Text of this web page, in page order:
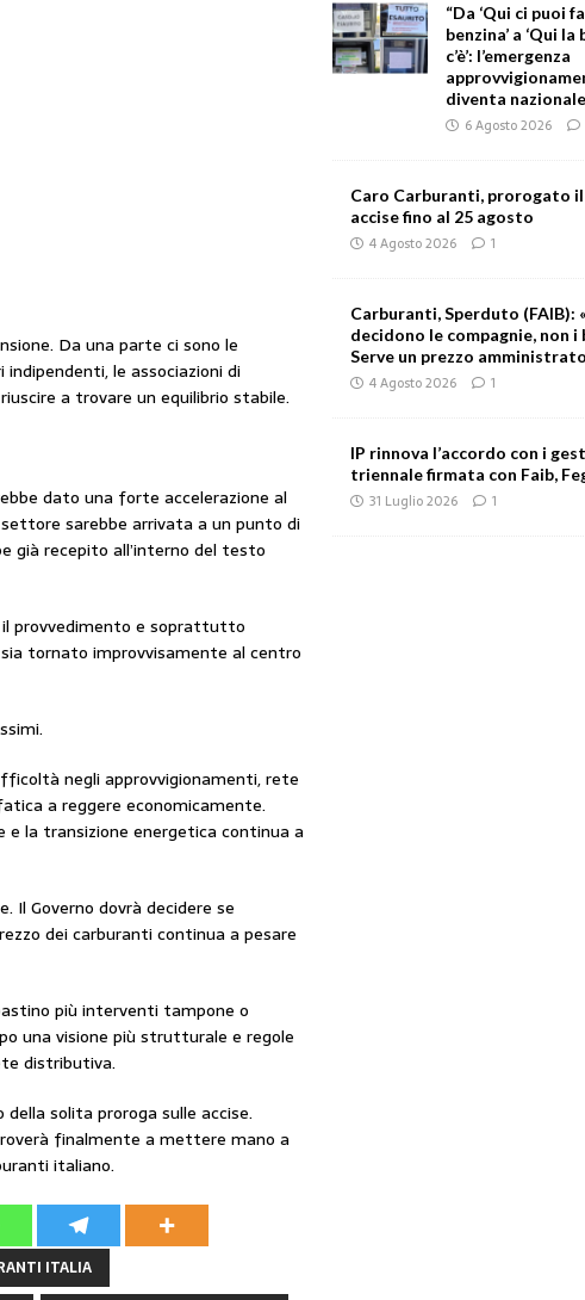
Da una parte ci sono le
le associazioni di
a trovare un equilibrio stabile.
dato una forte accelerazione al
sarebbe arrivata a un punto di
già recepito all’interno del testo
provvedimento e soprattutto
tornato improvvisamente al centro
negli approvvigionamenti, rete
a reggere economicamente.
la transizione energetica continua a
Governo dovrà decidere se
dei carburanti continua a pesare
più interventi tampone o
una visione più strutturale e regole
distributiva.
solita proroga sulle accise.
finalmente a mettere mano a
italiano.
ITALIA
“Da ‘Qui ci puoi
benzina’ a ‘Qui
c’è’: l’emergenza
diventa
6 Agosto 2026
Caro Carburanti, prorogato
accise fino al 25 agosto
4 Agosto 2026 1
Carburanti, Sperduto (FAIB):
decidono le compagnie, non i
Serve un prezzo
4 Agosto 2026 1
IP rinnova l’accordo con i
triennale firmata con Faib,
31 Luglio 2026 1